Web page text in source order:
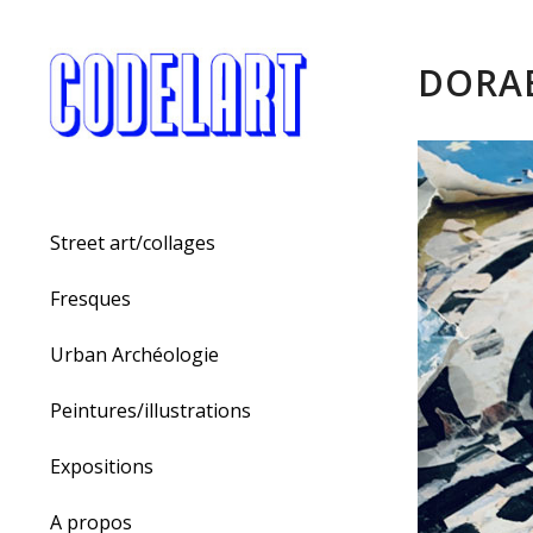
Street art/collages
Fresques
Urban Archéologie
Peintures/illustrations
Expositions
A propos